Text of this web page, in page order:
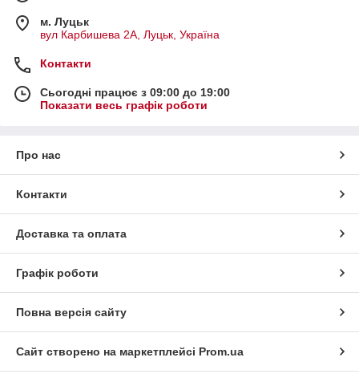
м. Луцьк
вул Карбишева 2А, Луцьк, Україна
Контакти
Сьогодні працює з 09:00 до 19:00
Показати весь графік роботи
Про нас
Контакти
Доставка та оплата
Графік роботи
Повна версія сайту
Сайт створено на маркетплейсі Prom.ua